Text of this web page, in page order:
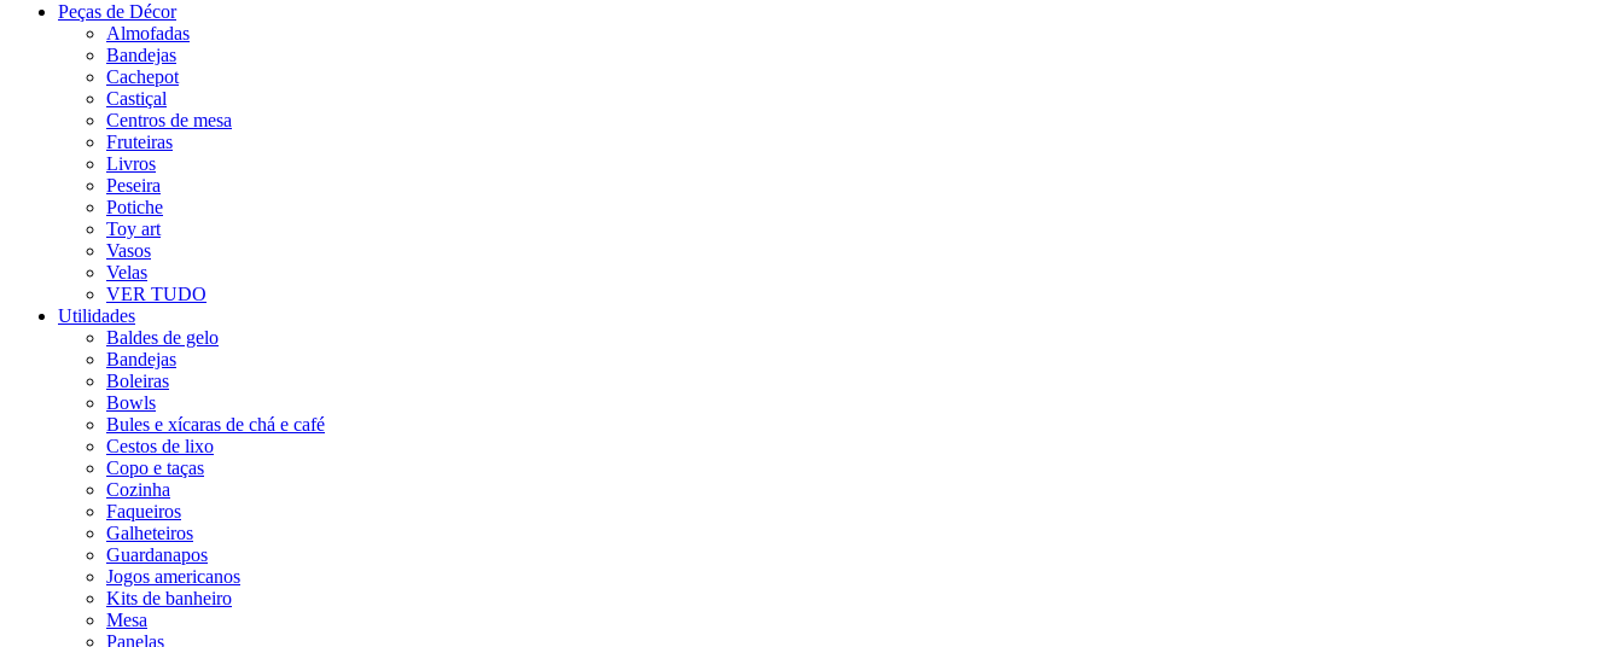
Peças de Décor
Almofadas
Bandejas
Cachepot
Castiçal
Centros de mesa
Fruteiras
Livros
Peseira
Potiche
Toy art
Vasos
Velas
VER TUDO
Utilidades
Baldes de gelo
Bandejas
Boleiras
Bowls
Bules e xícaras de chá e café
Cestos de lixo
Copo e taças
Cozinha
Faqueiros
Galheteiros
Guardanapos
Jogos americanos
Kits de banheiro
Mesa
Panelas